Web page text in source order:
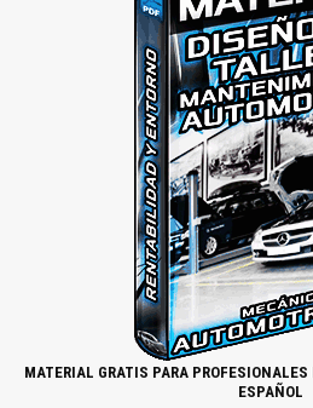
MATERIAL GRATIS PARA
ESPAÑOL